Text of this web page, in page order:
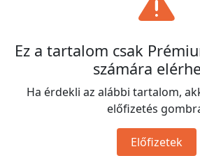
Ez a tartalom csak
számára
Ha érdekli az alábbi tartalom,
előfizetés
Előfizetek